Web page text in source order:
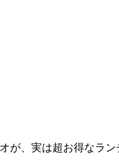
が、実は超お得なラ